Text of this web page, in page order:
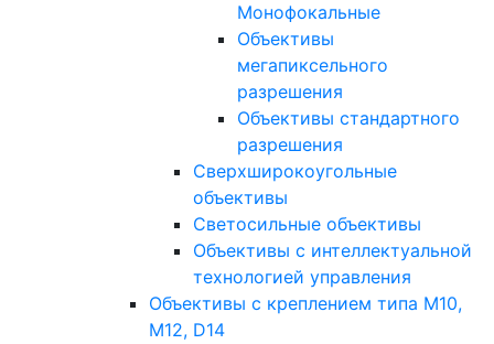
Монофокальные
Объективы
мегапиксельного
разрешения
Объективы стандартного
разрешения
Сверхширокоугольные
объективы
Светосильные объективы
Объективы с интеллектуальной
технологией управления
Объективы с креплением типа M10,
M12, D14